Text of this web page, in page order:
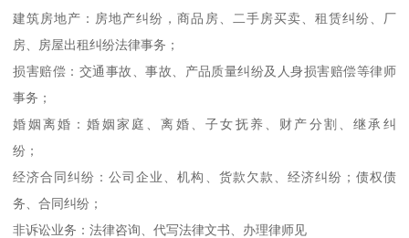
建筑房地产：房地产纠纷，商品房、二手房买卖、租赁纠纷、厂
房、房屋出租纠纷法律事务；
损害赔偿：交通事故、事故、产品质量纠纷及人身损害赔偿等律师
事务；
婚姻离婚：婚姻家庭、离婚、子女抚养、财产分割、继承纠
纷；
经济合同纠纷：公司企业、机构、货款欠款、经济纠纷；债权债
务、合同纠纷；
非诉讼业务：法律咨询、代写法律文书、办理律师见